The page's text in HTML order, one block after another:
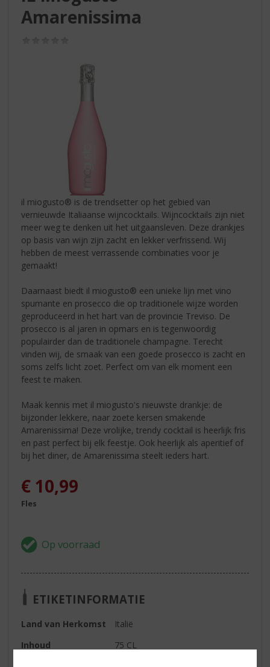
Amarenissima
il miogusto® is de trendsetter op het gebied van
vernieuwde Italiaanse wijncocktails. Wijncocktails zijn niet
meer weg te denken uit het uitgaansleven. Deze drankjes
op basis van wijn zijn zacht en lekker verfrissend. Wij
hebben de meest verrassende combinaties voor je
gemaakt!
Daarnaast biedt il miogusto® een unieke lijn met vino
spumante en prosecco die op traditionele wijze worden
geproduceerd in het hart van de provincie Treviso. De
prosecco is al jaren in opmars en is tegenwoordig
populairder dan de traditionele champagne. Terecht
vinden wij, de smaak van een goede prosecco is zacht en
soms zelfs licht zoet. Perfect om van elk moment een
feest te maken.
Maak kennis met il miogusto's nieuwste drankje: de
bijzonder lekkere, naar zoete kersen smakende
Amarenissima! Deze vrolijke, trendy cocktail is heerlijk fris
en past perfect bij elk feestje. Ook heerlijk als aperitief of
bij het diner, de Amarenissima steelt ieders hart.
€ 10,99
Fles
ETIKETINFORMATIE
Land van Herkomst
Italië
Inhoud
75 CL